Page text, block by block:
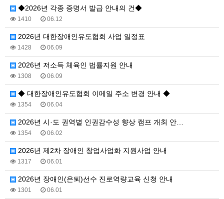
◆2026년 각종 증명서 발급 안내의 건◆
1410 06.12
2026년 대한장애인유도협회 사업 일정표
1428 06.09
2026년 저소득 체육인 법률지원 안내
1308 06.09
◆ 대한장애인유도협회 이메일 주소 변경 안내 ◆
1354 06.04
2026년 시·도 권역별 인권감수성 향상 캠프 개최 안…
1354 06.02
2026년 제2차 장애인 창업사업화 지원사업 안내
1317 06.01
2026년 장애인(은퇴)선수 진로역량교육 신청 안내
1301 06.01